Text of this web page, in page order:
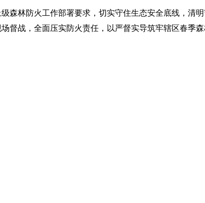
林防火工作部署要求，切实守住生态安全底线，清
督战，全面压实防火责任，以严督实导筑牢辖区春季森